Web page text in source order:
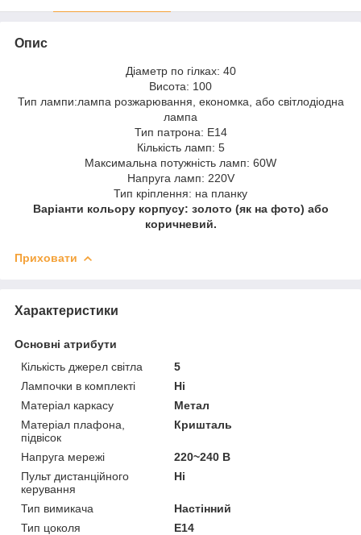
Опис
Діаметр по гілках: 40
Висота: 100
Тип лампи:лампа розжарювання, економка, або світлодіодна
лампа
Тип патрона: E14
Кількість ламп: 5
Максимальна потужність ламп: 60W
Напруга ламп: 220V
Тип кріплення: на планку
Варіанти кольору корпусу: золото (як на фото) або
коричневий.
Приховати
Характеристики
Основні атрибути
Кількість джерел світла
5
Лампочки в комплекті
Ні
Матеріал каркасу
Метал
Матеріал плафона,
підвісок
Кришталь
Напруга мережі
220~240 В
Пульт дистанційного
керування
Ні
Тип вимикача
Настінний
Тип цоколя
E14